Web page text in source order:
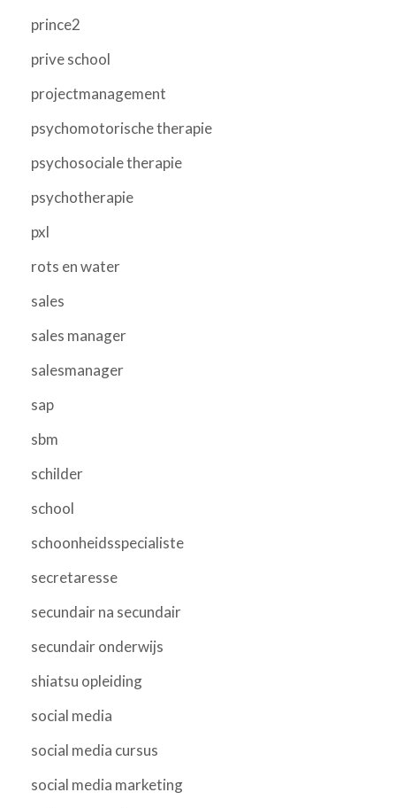
prince2
prive school
projectmanagement
psychomotorische therapie
psychosociale therapie
psychotherapie
pxl
rots en water
sales
sales manager
salesmanager
sap
sbm
schilder
school
schoonheidsspecialiste
secretaresse
secundair na secundair
secundair onderwijs
shiatsu opleiding
social media
social media cursus
social media marketing